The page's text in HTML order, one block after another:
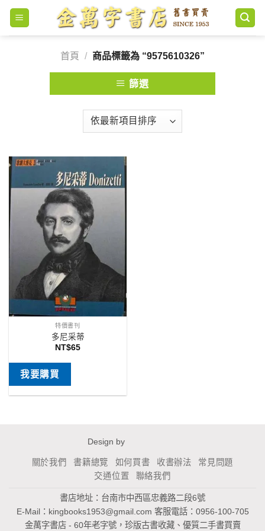
Skip
content
首頁
/ 商品標籤為 “9575610326”
篩選
特價書刊
多尼采蒂
NT$65
我要購買
Design by
關於我們 書籍總覽 如何買書 收書辦法
常見問題
交通位置
聯絡我們
書店地址：台南市中西區忠義路二段6號
E-Mail： kingbooks1953@gmail.com 客服電話：0956-100-705
金萬字書店 - 60年老字號，珍版古書收藏、優質二手書買賣